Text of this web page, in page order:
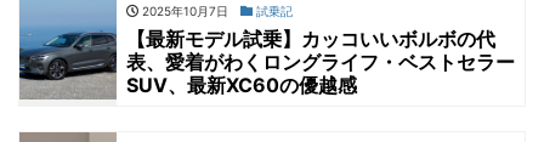
2025年10月7日 試乗記
【最新モデル試乗】カッコいいボルボの代
表、愛着がわくロングライフ・ベストセラー
SUV、最新XC60の優越感